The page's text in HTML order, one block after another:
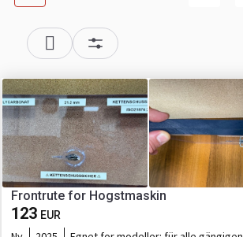
Frontrute for Hogstmaskin
123 EUR